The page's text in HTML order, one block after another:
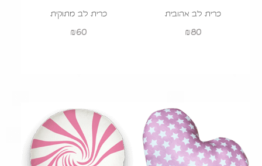
כרית לב אהובית
₪80
כרית לב מתוקית
₪60